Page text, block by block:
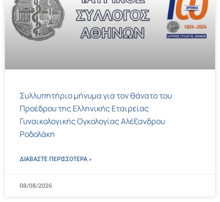
Συλλυπητήριο μήνυμα για τον θάνατο του
Προέδρου της Ελληνικής Εταιρείας
Γυναικολογικής Ογκολογίας Αλέξανδρου
Ροδολάκη
ΔΙΑΒΑΣΤΕ ΠΕΡΙΣΣΌΤΕΡΑ »
08/08/2026